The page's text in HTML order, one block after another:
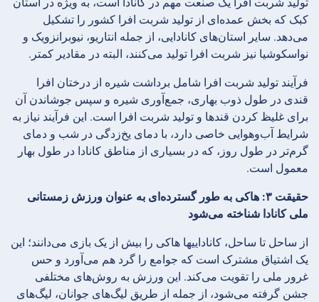
کبک که بخش عمده‌ای از تولید شربت افرا کشور را تشکیل
می‌دهد. سایر استان‌های کانادایی، از جمله انتاریو، نیوبرانزویک و
نواسکوشیا نیز شربت افرا تولید می‌کنند، البته در مقادیر کمتر.
فرآیند تولید شربت افرا شامل برداشت شیره از درختان افرا
قندی در طول ذوب بهاری، جمع‌آوری شیره و سپس جوشاندن آن
برای غلیظ کردن قندها و تولید شربت افرا است. این فرآیند نیاز به
شرایط آب‌وهوایی خاصی دارد، با دمای یخ‌زدگی در شب و دمای
گرم‌تر در طول روز، که در بسیاری از مناطق کانادا در طول بهار
معمول است.
حقیقت ۳: هاکی به طور گسترده‌ای به عنوان ورزش زمستانی
ملی کانادا شناخته می‌شود
از ساحل تا ساحل، کاناداییها هاکی را بیش از یک بازی می‌دانند؛ این
یک اشتیاق مشترک است که جوامع را گرد هم می‌آورد و حس
غرور ملی را تقویت می‌کند. این ورزش به روش‌های مختلفی
جشن گرفته می‌شود، از جمله از طریق لیگ‌های جوانان، لیگ‌های